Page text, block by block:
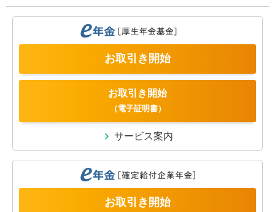
お取引き開始
お取引き開始
（電子証明書）
サービス案内
お取引き開始